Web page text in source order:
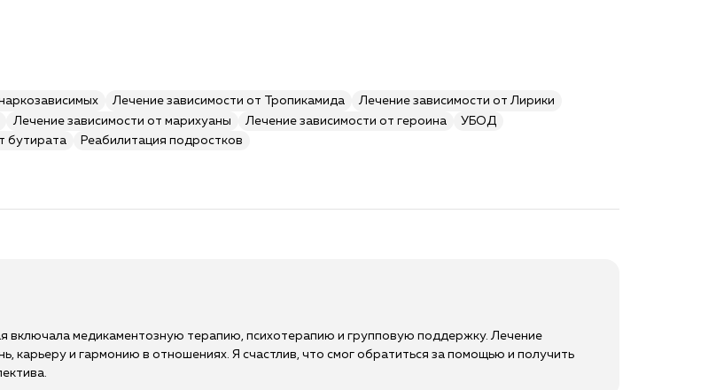
Лечение зависимости от Тропикамида
Лечение зависимости от Лирики
Лечение зависимости от марихуаны Лечение зависимости от героина
УБОД
бутирата Реабилитация подростков
включала медикаментозную терапию, психотерапию и групповую поддержку. Лечение
карьеру и гармонию в отношениях. Я счастлив, что смог обратиться за помощью и получить